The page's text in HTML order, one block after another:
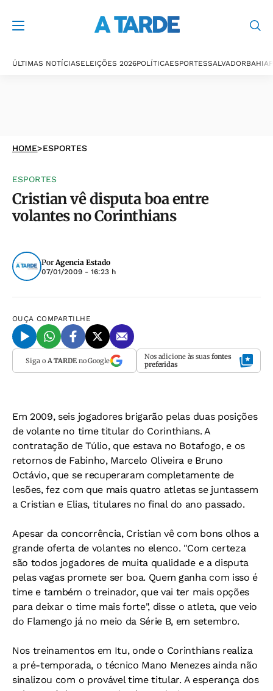
ÚLTIMAS NOTÍCIASELEIÇÕES 2026POLÍTICAESPORTESSALVADORBAHIA
HOME>ESPORTES
ESPORTES
Cristian vê disputa boa entre
volantes no Corinthians
PorAgencia Estado
07/01/2009 - 16:23 h
OUÇA COMPARTILHE
Siga o A TARDEno Google Nos adicione às suas fontes
preferidas
Em 2009, seis jogadores brigarão pelas duas posições
de volante no time titular do Corinthians. A
contratação de Túlio, que estava no Botafogo, e os
retornos de Fabinho, Marcelo Oliveira e Bruno
Octávio, que se recuperaram completamente de
lesões, fez com que mais quatro atletas se juntassem
a Cristian e Elias, titulares no final do ano passado.
Apesar da concorrência, Cristian vê com bons olhos a
grande oferta de volantes no elenco. "Com certeza
são todos jogadores de muita qualidade e a disputa
pelas vagas promete ser boa. Quem ganha com isso é
time e também o treinador, que vai ter mais opções
para deixar o time mais forte", disse o atleta, que veio
do Flamengo já no meio da Série B, em setembro.
Nos treinamentos em Itu, onde o Corinthians realiza
a pré-temporada, o técnico Mano Menezes ainda não
sinalizou com o provável time titular. A esperança dos